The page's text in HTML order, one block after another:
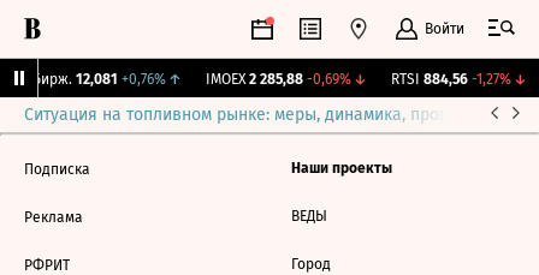
Войти
Бирж. 12,081 +0,76%↑ IMOEX 2 285,88 -0,69%↓ RTSI 884,56 -1,27%↓
Ситуация на топливном рынке: меры, динамика, прогнозы
Подписка
Реклама
РФРИТ
Наши проекты
ВЕДЫ
Город